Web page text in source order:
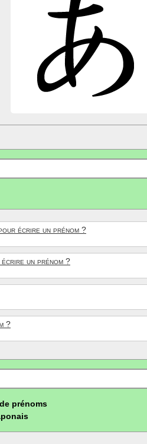
écrire un prénom ?
un prénom ?
?
prénoms